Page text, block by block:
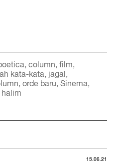
column film
kata-kata jagal
orde baru Sinema
15.06.21